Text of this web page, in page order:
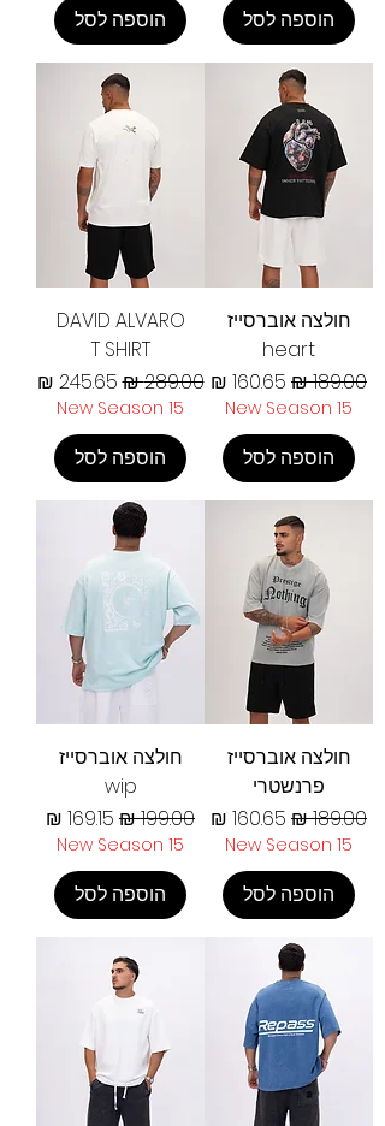
הוספה לסל הוספה לסל
חולצה אוברסייז
heart
מחיר רגיל מחיר מבצע
New Season 15
הוספה לסל
DAVID ALVARO
T SHIRT
מחיר רגיל‏289.00 ‏₪ מחיר מבצע
New Season 15
הוספה לסל
חולצה אוברסייז
פרנשטרי
מחיר רגיל מחיר מבצע
New Season 15
הוספה לסל
חולצה אוברסייז
wip
מחיר רגיל מחיר מבצע
New Season 15
הוספה לסל